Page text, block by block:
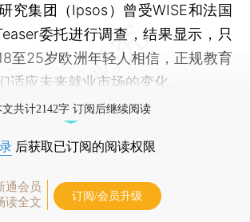
究集团（Ipsos）曾受WISE和法国
委托进行调查，结果显示，只
至25岁欧洲年轻人相信，正规教育
适应未来就业市场的变化。
文共计2142字 订阅后继续阅读
后获取已订阅的阅读权限
通会员
读全文
订阅/会员升级